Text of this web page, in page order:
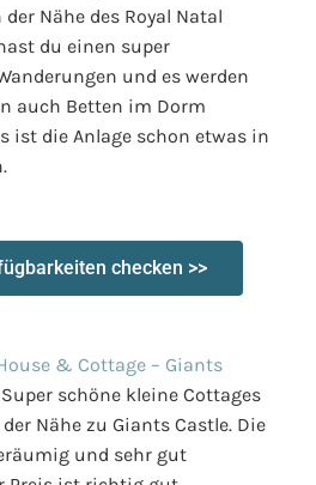
Nähe des Royal Natal
du einen super
und es werden
auch Betten im Dorm
ist die Anlage schon etwas in
checken >>
& Cottage – Giants
schöne kleine Cottages
Nähe zu Giants Castle. Die
und sehr gut